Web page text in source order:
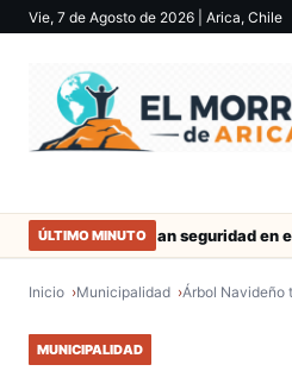
Vie, 7 de Agosto de 2026 | Arica, Chile
ÚLTIMO MINUTO
Refuerzan seguridad en el
Inicio Municipalidad Árbol Navideño
MUNICIPALIDAD